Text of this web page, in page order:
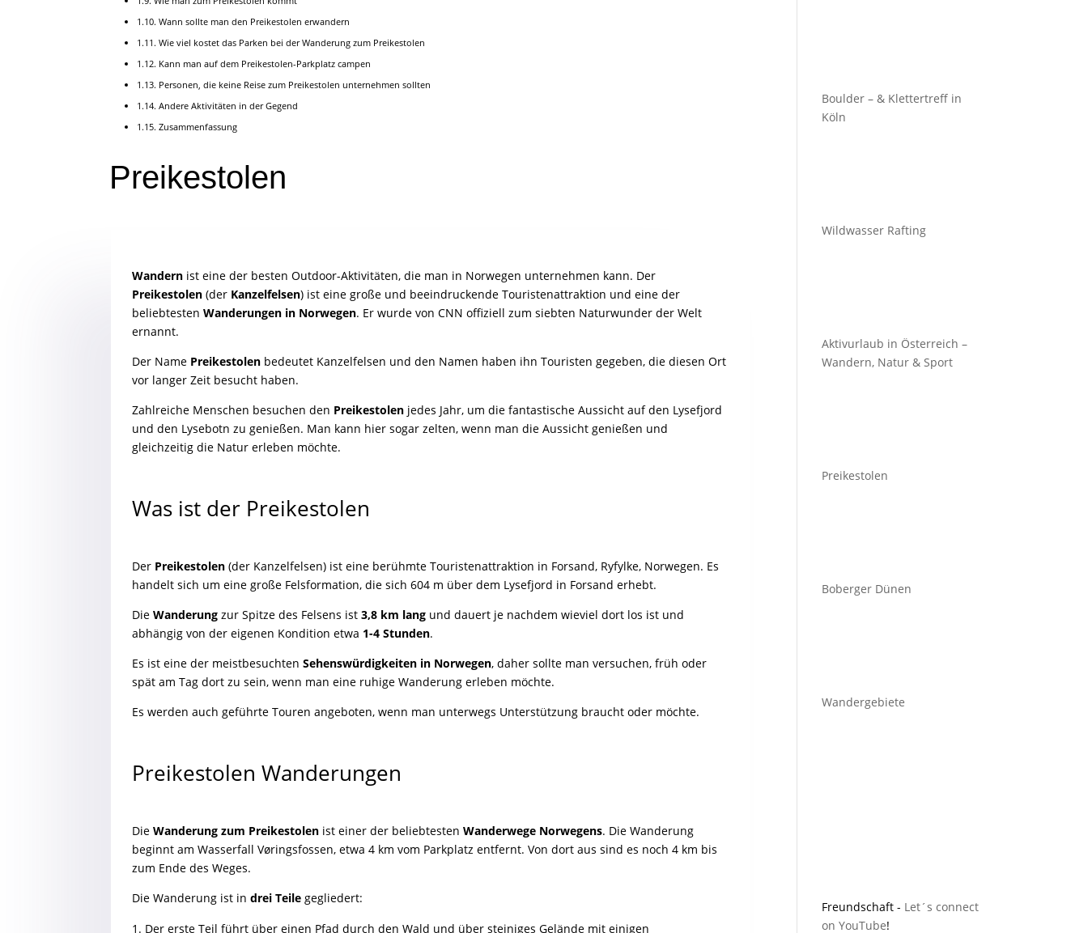
Wann sollte man den Preikestolen erwandern
Wie viel kostet das Parken bei der Wanderung zum Preikestolen
Kann man auf dem Preikestolen-Parkplatz campen
Personen, die keine Reise zum Preikestolen unternehmen sollten
Andere Aktivitäten in der Gegend
Zusammenfassung
Preikestolen
Wandern ist eine der besten Outdoor-Aktivitäten, die man in Norwegen unternehmen kann. Der
Preikestolen (der Kanzelfelsen) ist eine große und beeindruckende Touristenattraktion und eine der
beliebtestenWanderungen in Norwegen. Er wurde von CNN offiziell zum siebten Naturwunder der Welt
ernannt.
Der Name Preikestolen bedeutet Kanzelfelsen und den Namen haben ihn Touristen gegeben, die diesen Ort
vor langer Zeit besucht haben.
Zahlreiche Menschen besuchen den Preikestolen jedes Jahr, um die fantastische Aussicht auf den Lysefjord
und den Lysebotn zu genießen. Man kann hier sogar zelten, wenn man die Aussicht genießen und
gleichzeitig die Natur erleben möchte.
Was ist der Preikestolen
Der Preikestolen (der Kanzelfelsen) ist eine berühmte Touristenattraktion in Forsand, Ryfylke, Norwegen. Es
handelt sich um eine große Felsformation, die sich 604 m über dem Lysefjord in Forsand erhebt.
DieWanderung zur Spitze des Felsens ist3,8 km lang und dauert je nachdem wieviel dort los ist und
abhängig von der eigenen Kondition etwa 1-4 Stunden.
Es ist eine der meistbesuchtenSehenswürdigkeiten in Norwegen, daher sollte man versuchen, früh oder
spät am Tag dort zu sein, wenn man eine ruhige Wanderung erleben möchte.
Es werden auch geführte Touren angeboten, wenn man unterwegs Unterstützung braucht oder möchte.
Preikestolen Wanderungen
DieWanderung zum Preikestolen ist einer der beliebtestenWanderwege Norwegens. Die Wanderung
beginnt am Wasserfall Vøringsfossen, etwa 4 km vom Parkplatz entfernt. Von dort aus sind es noch 4 km bis
zum Ende des Weges.
Die Wanderung ist indrei Teile gegliedert:
Der erste Teil führt über einen Pfad durch den Wald und über steiniges Gelände mit einigen
Boulder – & Klettertreff in
Köln
Wildwasser Rafting
Aktivurlaub in Österreich –
Wandern, Natur & Sport
Preikestolen
Boberger Dünen
Wandergebiete
Freundschaft - Let´s connect
on YouTube!